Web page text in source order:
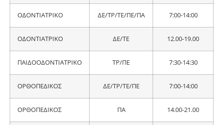
ΟΔΟΝΤΙΑΤΡΙΚΟ ΔΕ/ΤΡ/ΤΕ/ΠΕ/ΠΑ 7:00-14:00
ΟΔΟΝΤΙΑΤΡΙΚΟ ΔΕ/ΤΕ 12.00-19.00
ΠΑΙΔΟΟΔΟΝΤΙΑΤΡΙΚΟ ΤΡ/ΠΕ 7:30-14:30
ΟΡΘΟΠΕΔΙΚΟΣ ΔΕ/ΤΡ/ΤΕ/ΠΕ 7:00-14:00
ΟΡΘΟΠΕΔΙΚΟΣ ΠΑ 14.00-21.00